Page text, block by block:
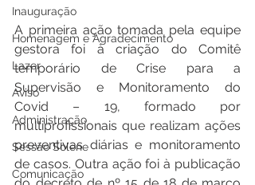
Inauguração
Homenagem e Agradecimento
Lazer
Aviso
Administração
Sessão Solene
Comunicação
A primeira ação tomada pela equipe
gestora foi à criação do Comitê
temporário de Crise para a
Supervisão e Monitoramento do
Covid – 19, formado por
multiprofissionais que realizam ações
preventivas diárias e monitoramento
de casos. Outra ação foi à publicação